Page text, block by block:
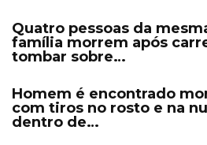
Quatro pessoas da
família morrem após
tombar sobre…
Homem é encontrado
com tiros no rosto e na
dentro de…